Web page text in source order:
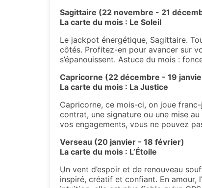
Sagittaire (22 novembre - 21
La carte du mois : Le Soleil
Le jackpot énergétique, Sagittaire.
côtés. Profitez-en pour avancer sur
s’épanouissent. Astuce du mois :
Capricorne (22 décembre - 19
La carte du mois : La Justice
Capricorne, ce mois-ci, on joue
contrat, une signature ou une mise
vos engagements, vous ne pouvez
Verseau (20 janvier - 18 février)
La carte du mois : L’Étoile
Un vent d’espoir et de renouveau
inspiré, créatif et confiant. En amour,